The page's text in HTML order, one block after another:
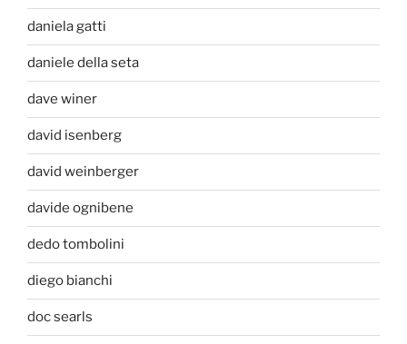
daniela gatti
daniele della seta
dave winer
david isenberg
david weinberger
davide ognibene
dedo tombolini
diego bianchi
doc searls